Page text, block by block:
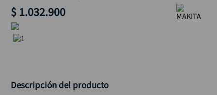
$ 1.032.900
Descripción del producto
mototool
broca
sierra circular
hidrolavadora